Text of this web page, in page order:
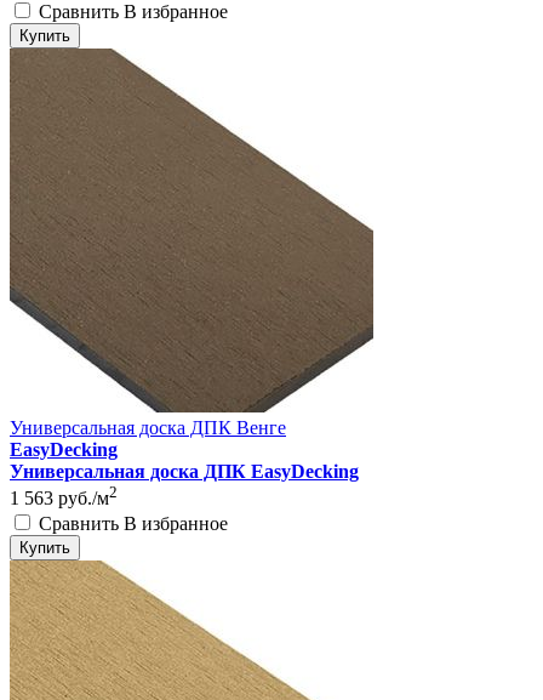
Сравнить В избранное
Купить
Универсальная доска ДПК Венге
EasyDecking
Универсальная доска ДПК EasyDecking
1 563 руб./м2
Сравнить В избранное
Купить